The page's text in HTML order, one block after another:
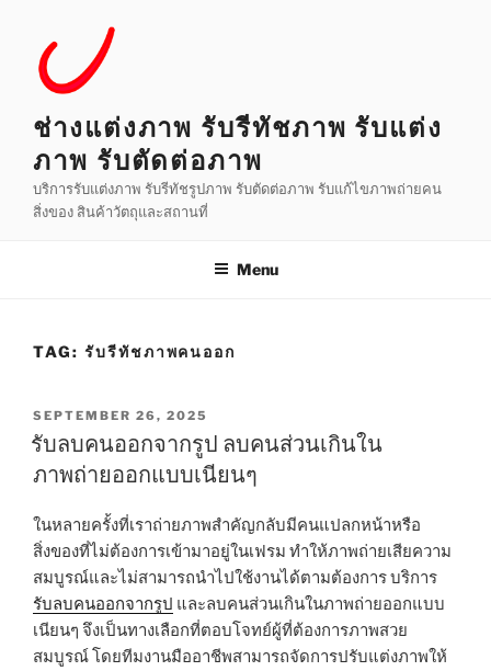
content
ช่างแต่งภาพ รับรีทัชภาพ รับแต่ง
ภาพ รับตัดต่อภาพ
บริการรับแต่งภาพ รับรีทัชรูปภาพ รับตัดต่อภาพ รับแก้ไขภาพถ่ายคน
สิ่งของ สินค้าวัตถุและสถานที่
Menu
TAG: รับรีทัชภาพคนออก
POSTED
ON
SEPTEMBER 26, 2025
รับลบคนออกจากรูป ลบคนส่วนเกินใน
ภาพถ่ายออกแบบเนียนๆ
ในหลายครั้งที่เราถ่ายภาพสำคัญกลับมีคนแปลกหน้าหรือ
สิ่งของที่ไม่ต้องการเข้ามาอยู่ในเฟรม ทำให้ภาพถ่ายเสียความ
สมบูรณ์และไม่สามารถนำไปใช้งานได้ตามต้องการ บริการ
รับลบคนออกจากรูป และลบคนส่วนเกินในภาพถ่ายออกแบบ
เนียนๆ จึงเป็นทางเลือกที่ตอบโจทย์ผู้ที่ต้องการภาพสวย
สมบูรณ์ โดยทีมงานมืออาชีพสามารถจัดการปรับแต่งภาพให้